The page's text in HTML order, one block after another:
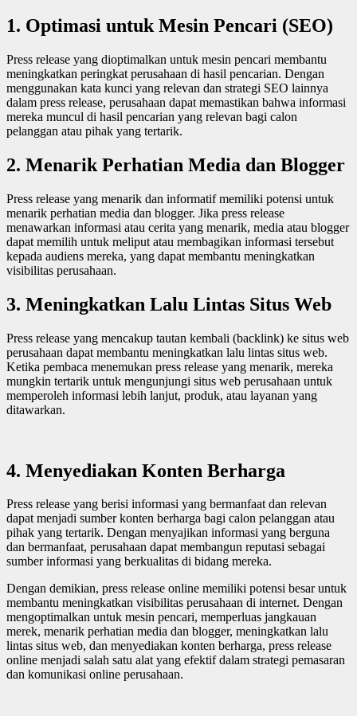
1. Optimasi untuk Mesin Pencari (SEO)
Press release yang dioptimalkan untuk mesin pencari membantu
meningkatkan peringkat perusahaan di hasil pencarian. Dengan
menggunakan kata kunci yang relevan dan strategi SEO lainnya
dalam press release, perusahaan dapat memastikan bahwa informasi
mereka muncul di hasil pencarian yang relevan bagi calon
pelanggan atau pihak yang tertarik.
2. Menarik Perhatian Media dan Blogger
Press release yang menarik dan informatif memiliki potensi untuk
menarik perhatian media dan blogger. Jika press release
menawarkan informasi atau cerita yang menarik, media atau blogger
dapat memilih untuk meliput atau membagikan informasi tersebut
kepada audiens mereka, yang dapat membantu meningkatkan
visibilitas perusahaan.
3. Meningkatkan Lalu Lintas Situs Web
Press release yang mencakup tautan kembali (backlink) ke situs web
perusahaan dapat membantu meningkatkan lalu lintas situs web.
Ketika pembaca menemukan press release yang menarik, mereka
mungkin tertarik untuk mengunjungi situs web perusahaan untuk
memperoleh informasi lebih lanjut, produk, atau layanan yang
ditawarkan.
4. Menyediakan Konten Berharga
Press release yang berisi informasi yang bermanfaat dan relevan
dapat menjadi sumber konten berharga bagi calon pelanggan atau
pihak yang tertarik. Dengan menyajikan informasi yang berguna
dan bermanfaat, perusahaan dapat membangun reputasi sebagai
sumber informasi yang berkualitas di bidang mereka.
Dengan demikian, press release online memiliki potensi besar untuk
membantu meningkatkan visibilitas perusahaan di internet. Dengan
mengoptimalkan untuk mesin pencari, memperluas jangkauan
merek, menarik perhatian media dan blogger, meningkatkan lalu
lintas situs web, dan menyediakan konten berharga, press release
online menjadi salah satu alat yang efektif dalam strategi pemasaran
dan komunikasi online perusahaan.